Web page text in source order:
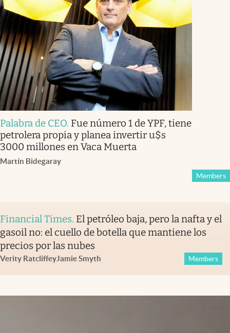
Palabra de CEO. Fue número 1 de YPF, tiene
petrolera propia y planea invertir u$s
3000 millones en Vaca Muerta
Martín Bidegaray
Members
Financial Times. El petróleo baja, pero la nafta y el
gasoil no: el cuello de botella que mantiene los
precios por las nubes
Verity RatcliffeyJamie Smyth Members